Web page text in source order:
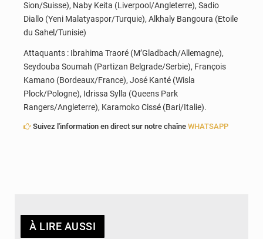
Sion/Suisse), Naby Keita (Liverpool/Angleterre), Sadio
Diallo (Yeni Malatyaspor/Turquie), Alkhaly Bangoura (Etoile
du Sahel/Tunisie)
Attaquants : Ibrahima Traoré (M’Gladbach/Allemagne),
Seydouba Soumah (Partizan Belgrade/Serbie), François
Kamano (Bordeaux/France), José Kanté (Wisla
Plock/Pologne), Idrissa Sylla (Queens Park
Rangers/Angleterre), Karamoko Cissé (Bari/Italie).
Suivez l'information en direct sur notre chaîne WHATSAPP
À LIRE AUSSI